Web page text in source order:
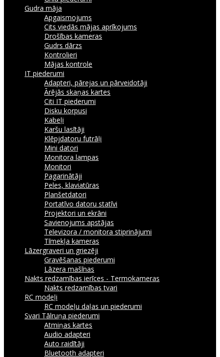
Gudra māja
Apgaismojums
Cits viedās mājas aprīkojums
Drošības kameras
Gudrs dārzs
Kontrolieri
Mājas kontrole
IT piederumi
Adapteri, pārejas un pārveidotāji
Ārējās skaņas kartes
Citi IT piederumi
Disku korpusi
Kabeļi
Karšu lasītāji
Klēpjdatoru futrāļi
Mini datori
Monitora lampas
Monitori
Pagarinātāji
Peles, klaviatūras
Planšetdatori
Portatīvo datoru statīvi
Projektori un ekrāni
Savienojums apstājas
Televizora / monitora stiprinājumi
Tīmekļa kameras
Lāzergraveri un griezēji
Gravēšanas piederumi
Lāzera mašīnas
Nakts redzamības ierīces - Termokameras
Nakts redzamības tvari
RC modeļi
RC modeļu daļas un piederumi
Svari Tālruņa piederumi
Atmiņas kartes
Audio adapteri
Auto raidītāji
Bluetooth adapteri